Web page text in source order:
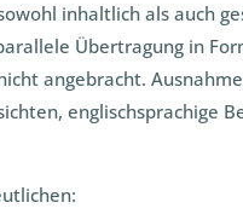
inhaltlich als auch
Übertragung in
angebracht.
englischsprachige